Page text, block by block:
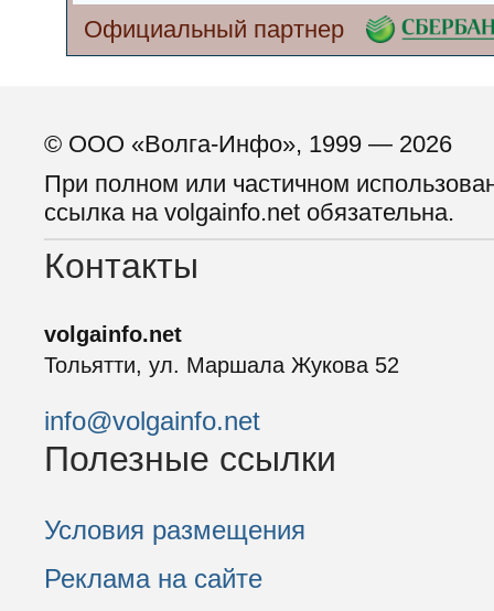
Официальный партнер
© ООО «Волга-Инфо», 1999 — 2026
При полном или частичном
ссылка на volgainfo.net обязательна.
Контакты
volgainfo.net
Тольятти, ул. Маршала Жукова 52
info@volgainfo.net
Полезные ссылки
Условия размещения
Реклама на сайте